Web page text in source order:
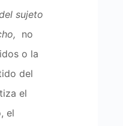
sujeto
no
o la
del
el
el